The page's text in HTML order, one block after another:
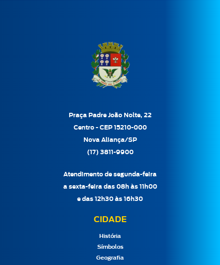
Praça Padre João Nolte, 22
Centro - CEP 15210-000
Nova Aliança/SP
(17) 3811-9900
Atendimento de segunda-feira
a sexta-feira das 08h às 11h00
e das 12h30 às 16h30
CIDADE
História
Símbolos
Geografia